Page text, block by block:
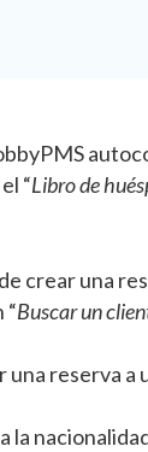
“Libro de
crear una
“Buscar un
una reserva a
la